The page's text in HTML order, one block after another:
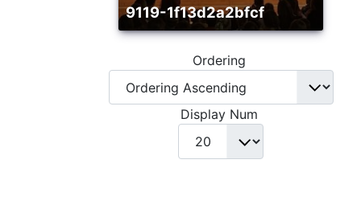
9119-1f13d2a2bfcf
Ordering
Display Num